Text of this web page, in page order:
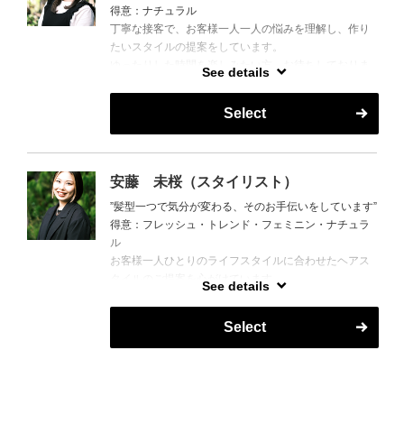
得意：ナチュラル
丁寧な接客で、お客様一人一人の悩みを理解し、作り
たいスタイルの提案をしています。
ゆったりした時間を楽しみたい方、お待ちしておりま
See details
Select
安藤 未桜（スタイリスト）
”髪型一つで気分が変わる、そのお手伝いをしています”
得意：フレッシュ・トレンド・フェミニン・ナチュラ
ル
お客様一人ひとりのライフスタイルに合わせたヘアス
タイルのご提案を心がけています。
See details
Select